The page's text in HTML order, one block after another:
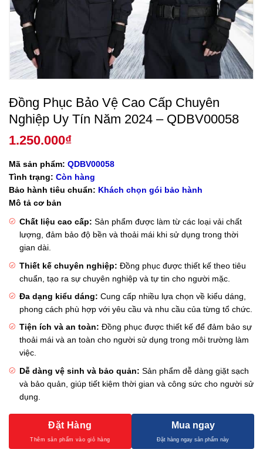
Đồng Phục Bảo Vệ Cao Cấp Chuyên
Nghiệp Uy Tín Năm 2024 – QDBV00058
1.250.000₫
Mã sản phẩm: QDBV00058
Tình trạng: Còn hàng
Bảo hành tiêu chuẩn: Khách chọn gói bảo hành
Mô tả cơ bản
Chất liệu cao cấp: Sản phẩm được làm từ các loại vải chất
lượng, đảm bảo độ bền và thoải mái khi sử dụng trong thời
gian dài.
Thiết kế chuyên nghiệp: Đồng phục được thiết kế theo tiêu
chuẩn, tạo ra sự chuyên nghiệp và tự tin cho người mặc.
Đa dạng kiểu dáng: Cung cấp nhiều lựa chọn về kiểu dáng,
phong cách phù hợp với yêu cầu và nhu cầu của từng tổ chức.
Tiện ích và an toàn: Đồng phục được thiết kế để đảm bảo sự
thoải mái và an toàn cho người sử dụng trong môi trường làm
việc.
Dễ dàng vệ sinh và bảo quản: Sản phẩm dễ dàng giặt sạch
và bảo quản, giúp tiết kiệm thời gian và công sức cho người sử
dụng.
Đặt Hàng Mua ngay